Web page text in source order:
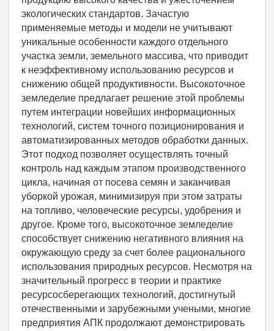
экологических стандартов. Зачастую
применяемые методы и модели не учитывают
уникальные особенности каждого отдельного
участка земли, земельного массива, что приводит
к неэффективному использованию ресурсов и
снижению общей продуктивности. Высокоточное
земледелие предлагает решение этой проблемы
путем интеграции новейших информационных
технологий, систем точного позиционирования и
автоматизированных методов обработки данных.
Этот подход позволяет осуществлять точный
контроль над каждым этапом производственного
цикла, начиная от посева семян и заканчивая
уборкой урожая, минимизируя при этом затраты
на топливо, человеческие ресурсы, удобрения и
другое. Кроме того, высокоточное земледелие
способствует снижению негативного влияния на
окружающую среду за счет более рационального
использования природных ресурсов. Несмотря на
значительный прогресс в теории и практике
ресурсосберегающих технологий, достигнутый
отечественными и зарубежными учеными, многие
предприятия АПК продолжают демонстрировать